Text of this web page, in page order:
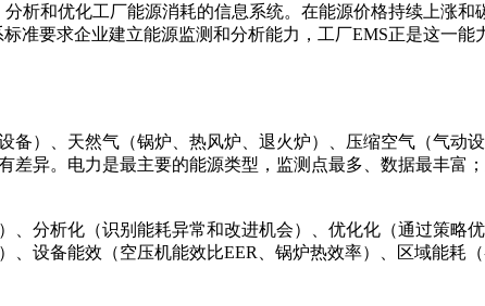
分析和优化工厂能源消耗的信息系统。在能源价格持续上涨
准要求企业建立能源监测和分析能力，工厂EMS正是这一
）、天然气（锅炉、热风炉、退火炉）、压缩空气（气动
差异。电力是最主要的能源类型，监测点最多、数据最丰富
分析化（识别能耗异常和改进机会）、优化化（通过策略
设备能效（空压机能效比EER、锅炉热效率）、区域能耗